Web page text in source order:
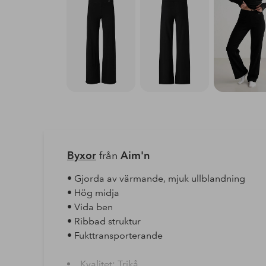
Byxorfrån Aim'n
• Gjorda av värmande, mjuk ullblandning
• Hög midja
• Vida ben
• Ribbad struktur
• Fukttransporterande